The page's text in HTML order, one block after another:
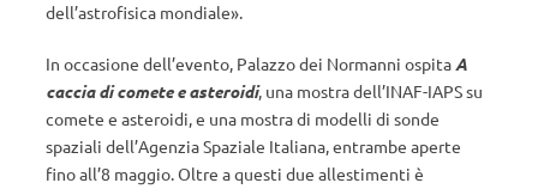
dell’astrofisica mondiale».
In occasione dell’evento, Palazzo dei Normanni ospitaA
caccia di comete e asteroidi, una mostra dell’INAF-IAPS su
comete e asteroidi, e una mostra di modelli di sonde
spaziali dell’Agenzia Spaziale Italiana, entrambe aperte
fino all’8 maggio. Oltre a questi due allestimenti è